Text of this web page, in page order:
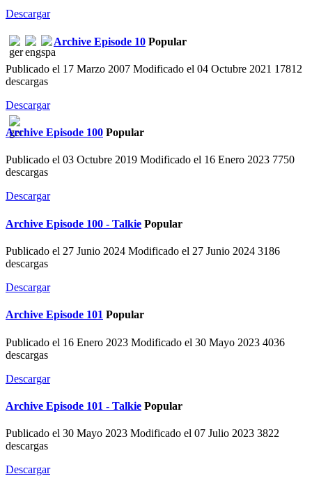
Descargar
Archive Episode 10 Popular
Publicado el 17 Marzo 2007 Modificado el 04 Octubre 2021 17812
descargas
Descargar
Archive Episode 100 Popular
Publicado el 03 Octubre 2019 Modificado el 16 Enero 2023 7750
descargas
Descargar
Archive Episode 100 - Talkie Popular
Publicado el 27 Junio 2024 Modificado el 27 Junio 2024 3186
descargas
Descargar
Archive Episode 101 Popular
Publicado el 16 Enero 2023 Modificado el 30 Mayo 2023 4036
descargas
Descargar
Archive Episode 101 - Talkie Popular
Publicado el 30 Mayo 2023 Modificado el 07 Julio 2023 3822
descargas
Descargar